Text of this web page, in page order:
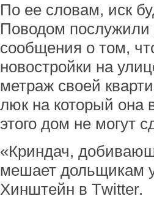
По ее словам, иск
Поводом
сообщения о том,
новостройки на
метраж своей
люк на который она
этого дом не могут
«Криндач,
мешает дольщикам
Хинштейн в Тwitter.